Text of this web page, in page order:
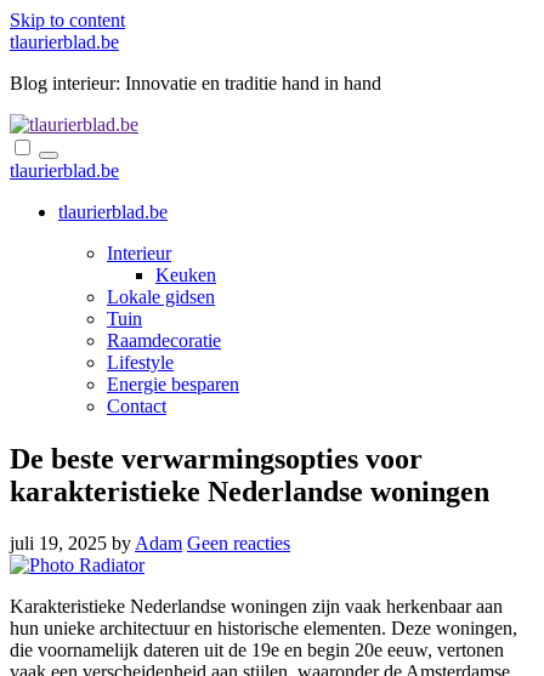
Skip to content
tlaurierblad.be
Blog interieur: Innovatie en traditie hand in hand
tlaurierblad.be
tlaurierblad.be
Interieur
Keuken
Lokale gidsen
Tuin
Raamdecoratie
Lifestyle
Energie besparen
Contact
De beste verwarmingsopties voor
karakteristieke Nederlandse woningen
juli 19, 2025 by Adam Geen reacties
Karakteristieke Nederlandse woningen zijn vaak herkenbaar aan
hun unieke architectuur en historische elementen. Deze woningen,
die voornamelijk dateren uit de 19e en begin 20e eeuw, vertonen